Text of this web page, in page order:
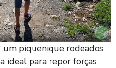
piquenique rodeados
ideal para repor forças